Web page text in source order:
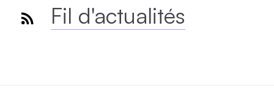
Fil d'actualités